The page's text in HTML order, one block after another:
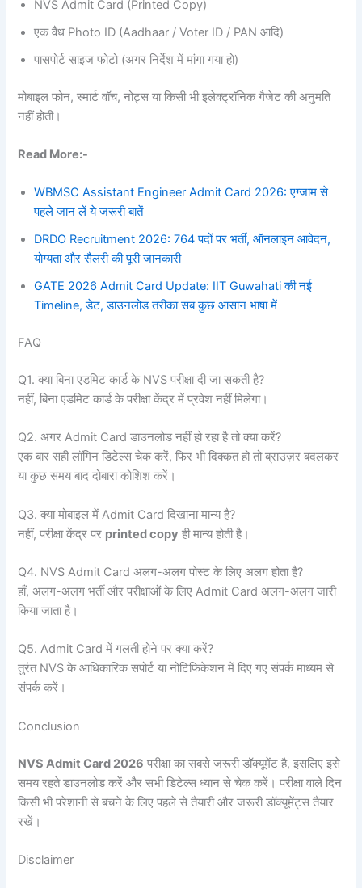
NVS Admit Card (Printed Copy)
एक वैध Photo ID (Aadhaar / Voter ID / PAN आदि)
पासपोर्ट साइज फोटो (अगर निर्देश में मांगा गया हो)
मोबाइल फोन, स्मार्ट वॉच, नोट्स या किसी भी इलेक्ट्रॉनिक गैजेट की अनुमति
नहीं होती।
Read More:-
WBMSC Assistant Engineer Admit Card 2026: एग्जाम से
पहले जान लें ये जरूरी बातें
DRDO Recruitment 2026: 764 पदों पर भर्ती, ऑनलाइन आवेदन,
योग्यता और सैलरी की पूरी जानकारी
GATE 2026 Admit Card Update: IIT Guwahati की नई
Timeline, डेट, डाउनलोड तरीका सब कुछ आसान भाषा में
FAQ
Q1. क्या बिना एडमिट कार्ड के NVS परीक्षा दी जा सकती है?
नहीं, बिना एडमिट कार्ड के परीक्षा केंद्र में प्रवेश नहीं मिलेगा।
Q2. अगर Admit Card डाउनलोड नहीं हो रहा है तो क्या करें?
एक बार सही लॉगिन डिटेल्स चेक करें, फिर भी दिक्कत हो तो ब्राउज़र बदलकर
या कुछ समय बाद दोबारा कोशिश करें।
Q3. क्या मोबाइल में Admit Card दिखाना मान्य है?
नहीं, परीक्षा केंद्र पर printed copy ही मान्य होती है।
Q4. NVS Admit Card अलग-अलग पोस्ट के लिए अलग होता है?
हाँ, अलग-अलग भर्ती और परीक्षाओं के लिए Admit Card अलग-अलग जारी
किया जाता है।
Q5. Admit Card में गलती होने पर क्या करें?
तुरंत NVS के आधिकारिक सपोर्ट या नोटिफिकेशन में दिए गए संपर्क माध्यम से
संपर्क करें।
Conclusion
NVS Admit Card 2026 परीक्षा का सबसे जरूरी डॉक्यूमेंट है, इसलिए इसे
समय रहते डाउनलोड करें और सभी डिटेल्स ध्यान से चेक करें। परीक्षा वाले दिन
किसी भी परेशानी से बचने के लिए पहले से तैयारी और जरूरी डॉक्यूमेंट्स तैयार
रखें।
Disclaimer